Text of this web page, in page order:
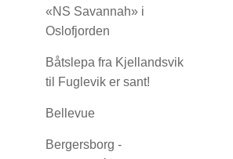
«NS Savannah» i
Oslofjorden
Båtslepa fra Kjellandsvik
til Fuglevik er sant!
Bellevue
Bergersborg -